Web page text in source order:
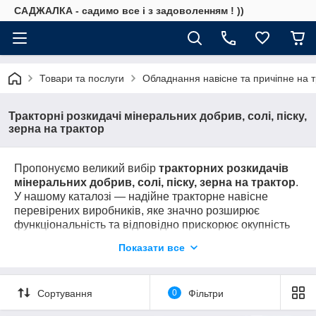
САДЖАЛКА - садимо все і з задоволенням ! ))
Товари та послуги Обладнання навісне та причіпне на
Тракторні розкидачі мінеральних добрив, солі, піску,
зерна на трактор
Пропонуємо великий вибір тракторних розкидачів
мінеральних добрив, солі, піску, зерна на трактор.
У нашому каталозі — надійне тракторне навісне
перевірених виробників, яке значно розширює
функціональність та відповідно прискорює окупність
(067)684-71-6
ПІДБЕРЕМО
Показати все
Сортування 0 Фільтри